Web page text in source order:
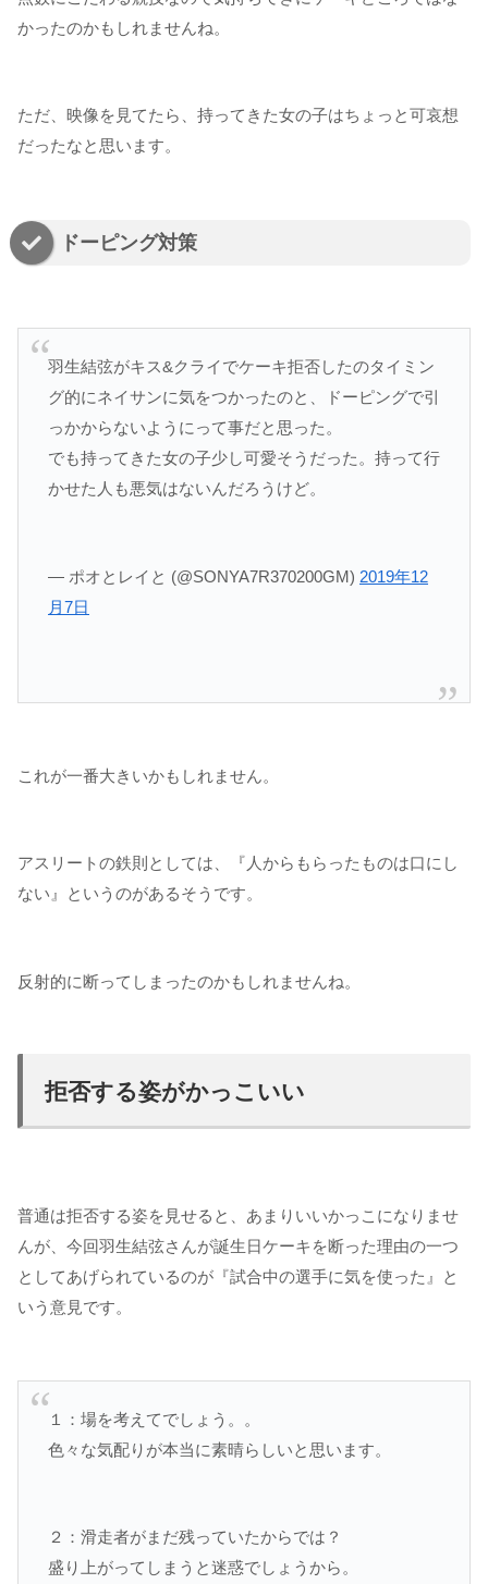
かったのかもしれませんね。
ただ、映像を見てたら、持ってきた女の子はちょっと可哀想
だったなと思います。
ドーピング対策
羽生結弦がキス&クライでケーキ拒否したのタイミン
グ的にネイサンに気をつかったのと、ドーピングで引
っかからないようにって事だと思った。
でも持ってきた女の子少し可愛そうだった。持って行
かせた人も悪気はないんだろうけど。
— ポオとレイと (@SONYA7R370200GM) 2019年12
月7日
これが一番大きいかもしれません。
アスリートの鉄則としては、『人からもらったものは口にし
ない』というのがあるそうです。
反射的に断ってしまったのかもしれませんね。
拒否する姿がかっこいい
普通は拒否する姿を見せると、あまりいいかっこになりませ
んが、今回羽生結弦さんが誕生日ケーキを断った理由の一つ
としてあげられているのが『試合中の選手に気を使った』と
いう意見です。
１：場を考えてでしょう。。
色々な気配りが本当に素晴らしいと思います。
２：滑走者がまだ残っていたからでは？
盛り上がってしまうと迷惑でしょうから。